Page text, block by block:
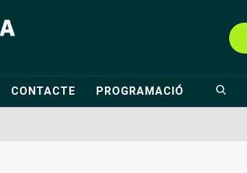
CONTACTE PROGRAMACIÓ